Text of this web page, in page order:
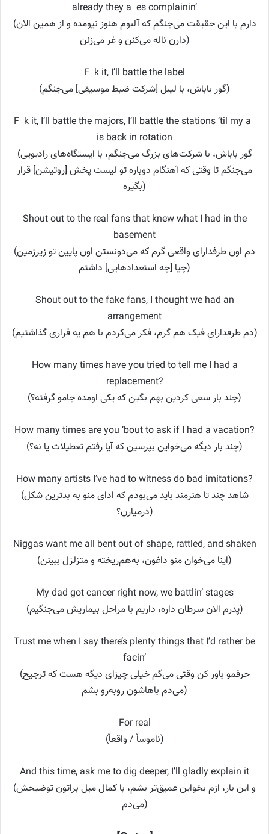
already they a–es complainin’
(دارم با این حقیقت می‌جنگم که آلبوم هنوز نیومده و از همین الان
دارن ناله می‌کنن و غر می‌زنن)
F–k it, I’ll battle the label
(گور باباش، با لیبل [شرکت ضبط موسیقی] می‌جنگم)
F–k it, I’ll battle the majors, I’ll battle the stations ’til my a–
is back in rotation
(گور باباش، با شرکت‌های بزرگ می‌جنگم، با ایستگاه‌های رادیویی
می‌جنگم تا وقتی که آهنگام دوباره تو لیست پخش [روتیشن] قرار
بگیره)
Shout out to the real fans that knew what I had in the
basement
(دم اون طرفدارای واقعی گرم که می‌دونستن اون پایین تو زیرزمین
چیا [چه استعدادهایی] داشتم)
Shout out to the fake fans, I thought we had an
arrangement
(دم طرفدارای فیک هم گرم، فکر می‌کردم با هم یه قراری گذاشتیم)
How many times have you tried to tell me I had a
replacement?
(چند بار سعی کردین بهم بگین که یکی اومده جامو گرفته؟)
How many times are you ’bout to ask if I had a vacation?
(چند بار دیگه می‌خواین بپرسین که آیا رفتم تعطیلات یا نه؟)
How many artists I’ve had to witness do bad imitations?
(شاهد چند تا هنرمند باید می‌بودم که ادای منو به بدترین شکل
درمیارن؟)
Niggas want me all bent out of shape, rattled, and shaken
(اینا می‌خوان منو داغون، به‌هم‌ریخته و متزلزل ببینن)
My dad got cancer right now, we battlin’ stages
(پدرم الان سرطان داره، داریم با مراحل بیماریش می‌جنگیم)
Trust me when I say there’s plenty things that I’d rather be
facin’
(حرفمو باور کن وقتی می‌گم خیلی چیزای دیگه هست که ترجیح
می‌دم باهاشون روبه‌رو بشم)
For real
(ناموساً / واقعاً)
And this time, ask me to dig deeper, I’ll gladly explain it
(و این بار، ازم بخواین عمیق‌تر بشم، با کمال میل براتون توضیحش
می‌دم)